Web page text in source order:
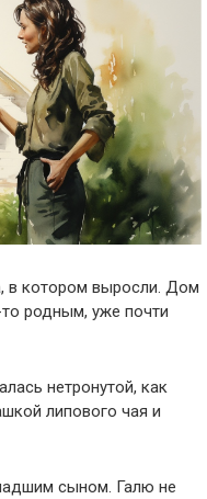
в котором выросли. Дом
родным, уже почти
нетронутой, как
липового чая и
сыном. Галю не